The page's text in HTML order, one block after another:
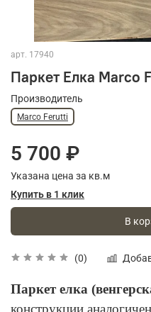
арт. 17940
Паркет Елка Marco
(0)
Производитель
Marco Ferutti
5 700 ₽
Указана цена за кв.м
Купить в 1 клик
В
Паркет елка
конструкции